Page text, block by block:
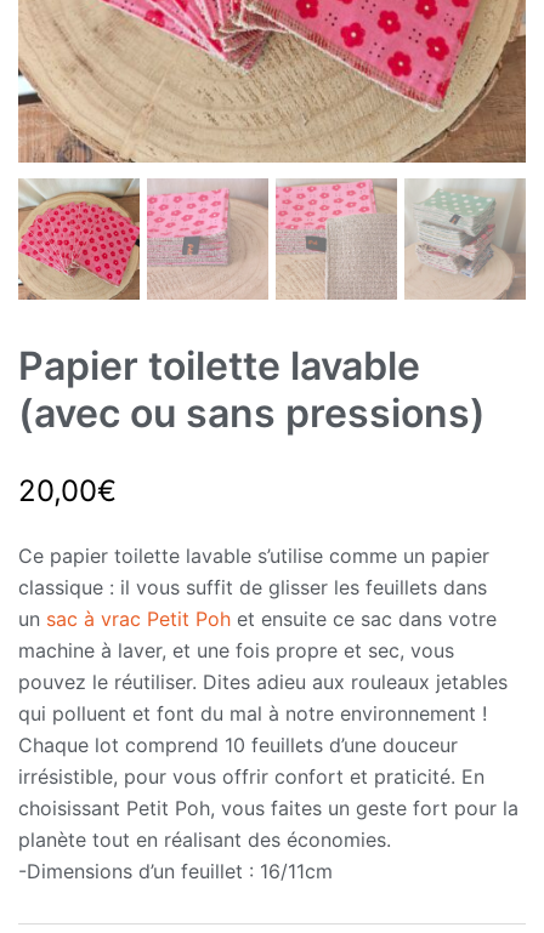
Papier toilette lavable
(avec ou sans pressions)
20,00€
Ce papier toilette lavable s’utilise comme un papier
classique : il vous suffit de glisser les feuillets dans
un sac à vrac Petit Poh et ensuite ce sac dans votre
machine à laver, et une fois propre et sec, vous
pouvez le réutiliser. Dites adieu aux rouleaux jetables
qui polluent et font du mal à notre environnement !
Chaque lot comprend 10 feuillets d’une douceur
irrésistible, pour vous offrir confort et praticité. En
choisissant Petit Poh, vous faites un geste fort pour la
planète tout en réalisant des économies.
-Dimensions d’un feuillet : 16/11cm